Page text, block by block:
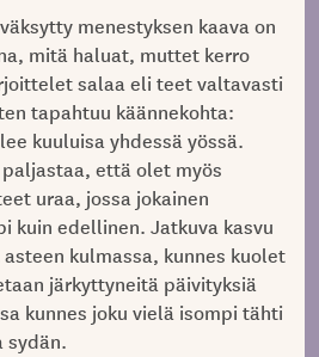
menestyksen kaava on
mitä haluat, muttet kerro
salaa eli teet valtavasti
tapahtuu käännekohta:
kuuluisa yhdessä yössä.
että olet myös
uraa, jossa jokainen
kuin edellinen. Jatkuva kasvu
kulmassa, kunnes kuolet
järkyttyneitä päivityksiä
kunnes joku vielä isompi tähti
sydän.